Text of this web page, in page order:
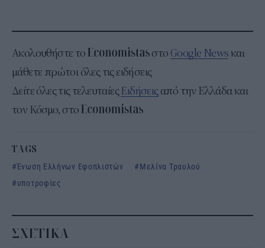
Ακολουθήστε το στο Google Newsκαι
μάθετε πρώτοι όλες τις ειδήσεις
Δείτε όλες τις τελευταίεςΕιδήσειςαπό την Ελλάδα και
τον Κόσμο, στο
TAGS
Ένωση Ελλήνων Εφοπλιστών
Μελίνα Τραυλού
υποτροφίες
ΣΧΕΤΙΚΑ